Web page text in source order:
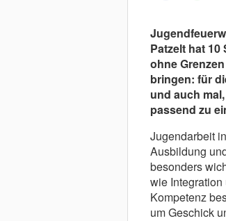
Patzelt hat
ohne
bringen: für
und auch
passend zu
Jugendarbeit
Ausbildung
besonders
wie
Kompetenz
um Geschick